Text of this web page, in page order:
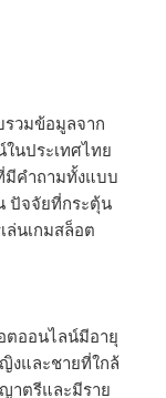
รวมข้อมูลจาก
นประเทศไทย
มีคำถามทั้งแบบ
ปัจจัยที่กระตุ้น
ล่นเกมสล็อต
ตออนไลน์มีอายุ
งและชายที่ใกล้
าตรีและมีราย